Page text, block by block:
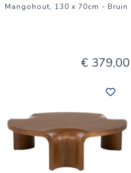
Mangohout, 130 x 70cm - Bruin
€ 379,00